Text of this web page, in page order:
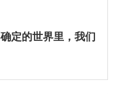
定的世界里，我们